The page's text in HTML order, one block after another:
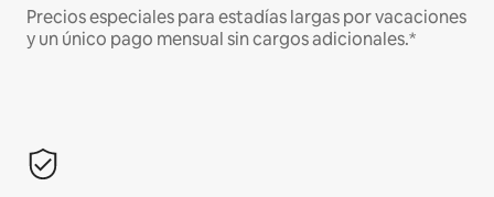
Precios especiales para estadías largas por vacaciones
y un único pago mensual sin cargos adicionales.*